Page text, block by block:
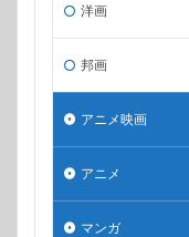
洋画
邦画
アニメ映画
アニメ
マンガ